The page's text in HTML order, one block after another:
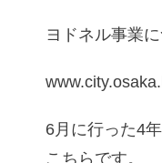
ヨドネル事業
6月に行った4
こちらです。